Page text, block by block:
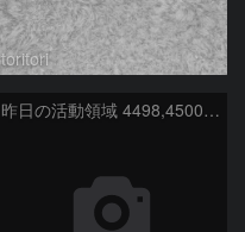
toritori
昨日の活動領域 4498,4500：2026/08/05